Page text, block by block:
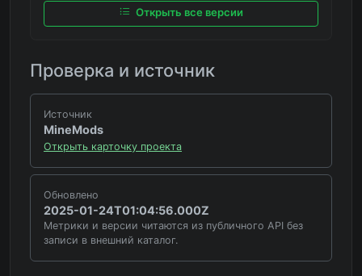
Открыть все версии
Проверка и источник
Источник
MineMods
Открыть карточку проекта
Обновлено
2025-01-24T01:04:56.000Z
Метрики и версии читаются из публичного API без
записи в внешний каталог.